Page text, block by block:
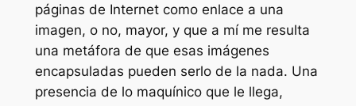
páginas de Internet como enlace a una
imagen, o no, mayor, y que a mí me resulta
una metáfora de que esas imágenes
encapsuladas pueden serlo de la nada. Una
presencia de lo maquínico que le llega,